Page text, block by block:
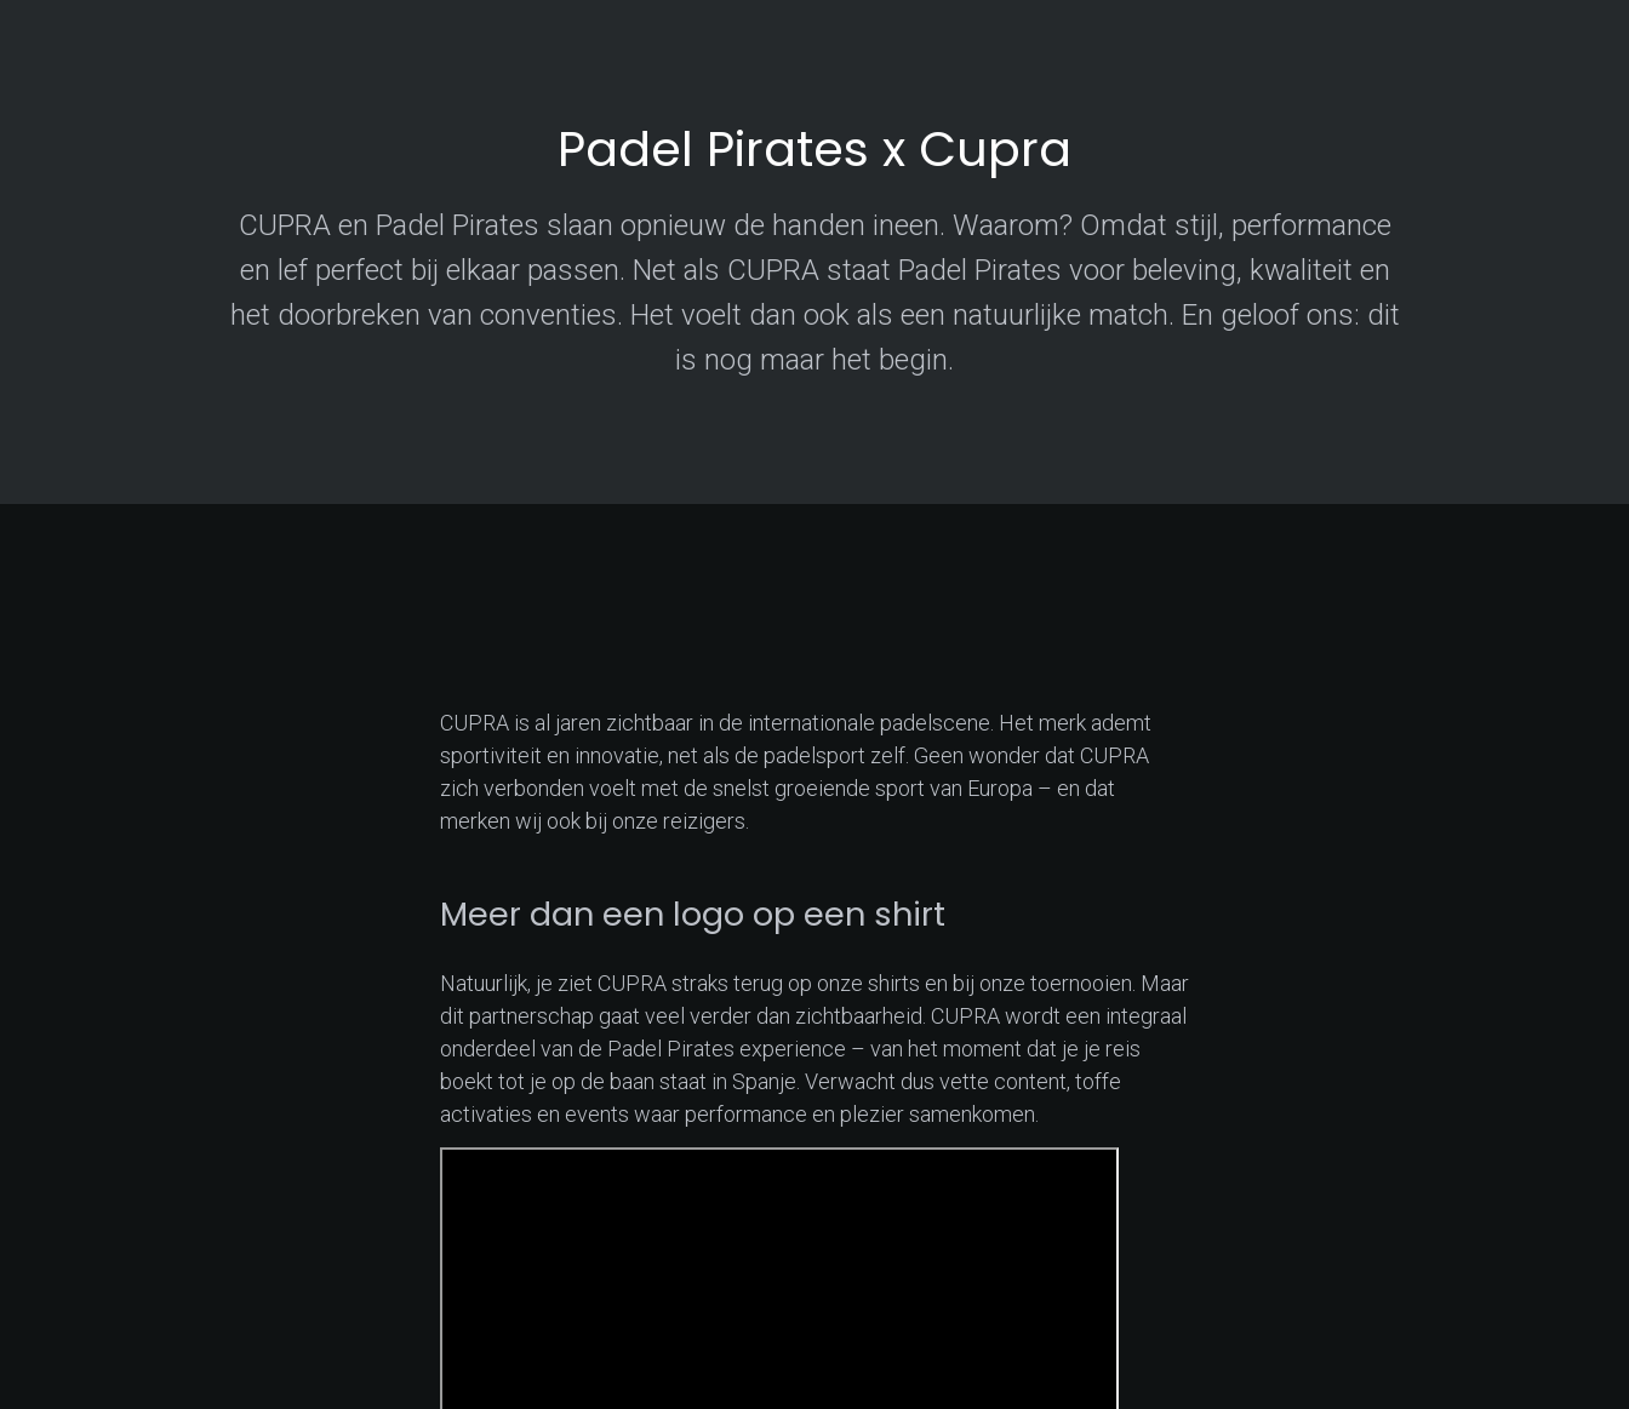
Padel Pirates x Cupra
CUPRA en Padel Pirates slaan opnieuw de handen ineen. Waarom? Omdat stijl, performance
en lef perfect bij elkaar passen. Net als CUPRA staat Padel Pirates voor beleving, kwaliteit en
het doorbreken van conventies. Het voelt dan ook als een natuurlijke match. En geloof ons: dit
is nog maar het begin.
CUPRA is al jaren zichtbaar in de internationale padelscene. Het merk ademt
sportiviteit en innovatie, net als de padelsport zelf. Geen wonder dat CUPRA
zich verbonden voelt met de snelst groeiende sport van Europa – en dat
merken wij ook bij onze reizigers.
Meer dan een logo op een shirt
Natuurlijk, je ziet CUPRA straks terug op onze shirts en bij onze toernooien. Maar
dit partnerschap gaat veel verder dan zichtbaarheid. CUPRA wordt een integraal
onderdeel van de Padel Pirates experience – van het moment dat je je reis
boekt tot je op de baan staat in Spanje. Verwacht dus vette content, toffe
activaties en events waar performance en plezier samenkomen.